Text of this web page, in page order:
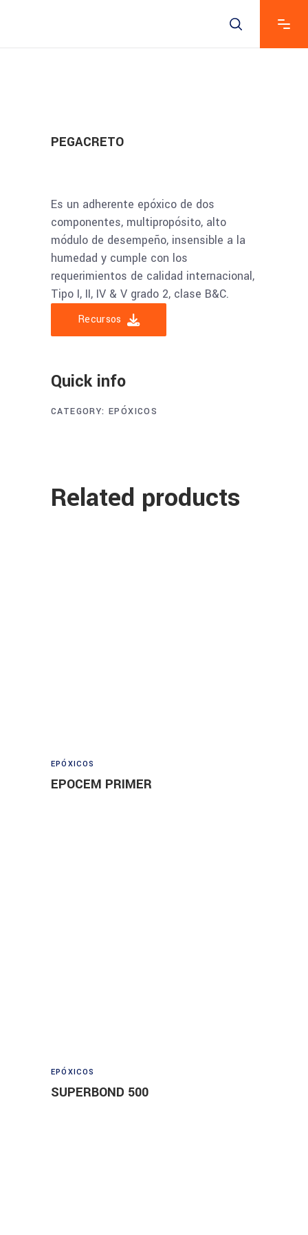
PEGACRETO
Es un adherente epóxico de dos
componentes, multipropósito, alto
módulo de desempeño, insensible a la
humedad y cumple con los
requerimientos de calidad internacional,
Tipo I, II, IV & V grado 2, clase B&C.
Recursos
Quick info
CATEGORY:EPÓXICOS
Related products
EPÓXICOS
EPOCEM PRIMER
EPÓXICOS
SUPERBOND 500